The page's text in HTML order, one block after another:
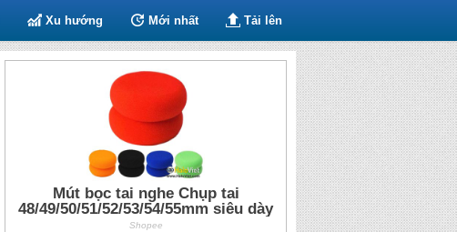
Xu hướng Mới nhất Tải lên
Mút bọc tai nghe Chụp tai
48/49/50/51/52/53/54/55mm siêu dày
Shopee